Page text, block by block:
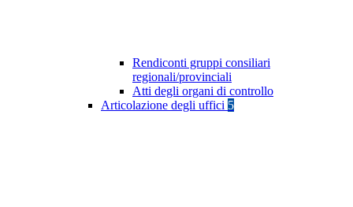
Rendiconti gruppi consiliari
regionali/provinciali
Atti degli organi di controllo
Articolazione degli uffici 5